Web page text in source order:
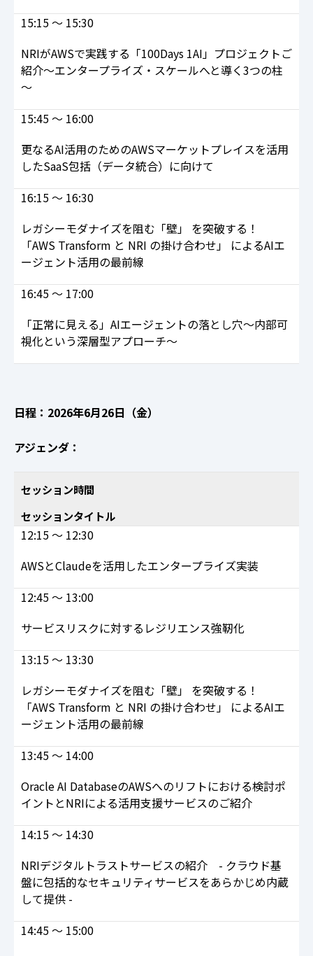
15:15 ～ 15:30
NRIがAWSで実践する「100Days 1AI」プロジェクトご
紹介～エンタープライズ・スケールへと導く3つの柱
～
15:45 ～ 16:00
更なるAI活用のためのAWSマーケットプレイスを活用
したSaaS包括（データ統合）に向けて
16:15 ～ 16:30
レガシーモダナイズを阻む「壁」 を突破する！
「AWS Transform と NRI の掛け合わせ」 によるAIエ
ージェント活用の最前線
16:45 ～ 17:00
「正常に見える」AIエージェントの落とし穴～内部可
視化という深層型アプローチ～
日程：2026年6月26日（金）
アジェンダ：
セッション時間
セッションタイトル
12:15 ～ 12:30
AWSとClaudeを活用したエンタープライズ実装
12:45 ～ 13:00
サービスリスクに対するレジリエンス強靭化
13:15 ～ 13:30
レガシーモダナイズを阻む「壁」 を突破する！
「AWS Transform と NRI の掛け合わせ」 によるAIエ
ージェント活用の最前線
13:45 ～ 14:00
Oracle AI DatabaseのAWSへのリフトにおける検討ポ
イントとNRIによる活用支援サービスのご紹介
14:15 ～ 14:30
NRIデジタルトラストサービスの紹介 - クラウド基
盤に包括的なセキュリティサービスをあらかじめ内蔵
して提供 -
14:45 ～ 15:00